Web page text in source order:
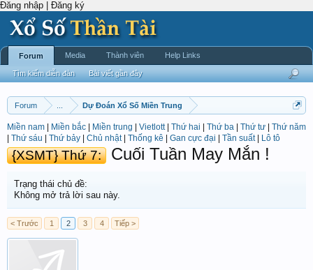
Đăng nhập | Đăng ký
Forum Dự Đoán Xổ Số Miền Trung
Miền nam Miền bắc Miền trung Vietlott| Thứ hai Thứ ba Thứ tư
Thứ năm
Thứ sáu Thứ bảy Chủ nhật| Thống kê Gan cực đại Tần suất| Lô tô
{XSMT} Thứ 7: Cuối Tuần May Mắn !
Trạng thái chủ đề:
Không mở trả lời sau này.
< Trước 1 2 3 4 Tiếp >
Forum
Tìm kiếm diễn đàn Bài viết gần đây
Media Thành viên Help Links